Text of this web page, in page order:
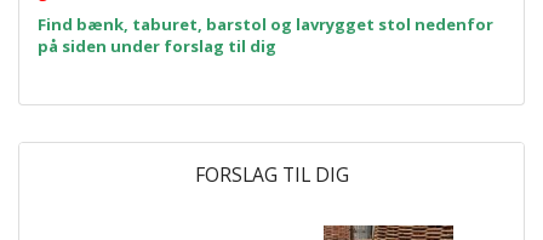
Find bænk, taburet, barstol og lavrygget stol nedenfor
på siden under forslag til dig
FORSLAG TIL DIG